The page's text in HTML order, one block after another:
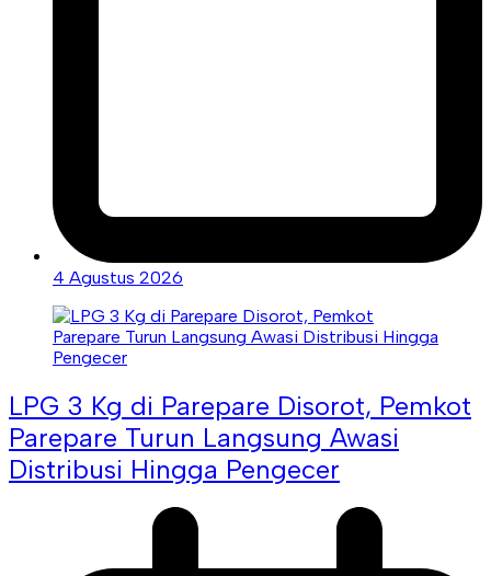
4 Agustus 2026
LPG 3 Kg di Parepare Disorot, Pemkot
Parepare Turun Langsung Awasi
Distribusi Hingga Pengecer